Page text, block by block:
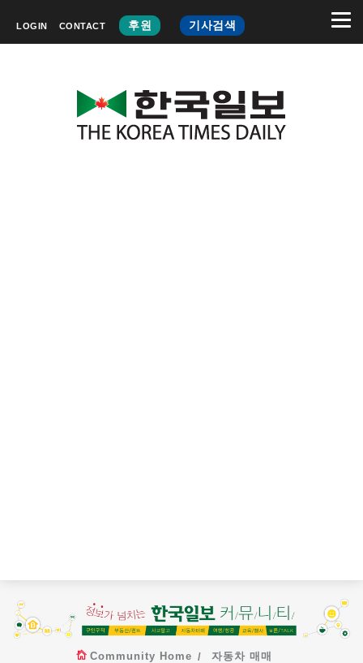
LOGIN CONTACT 후원 기사검색
Community Home 자동차 매매